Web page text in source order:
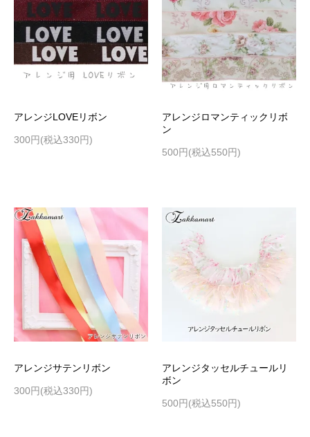
アレンジLOVEリボン
300円(税込330円)
アレンジロマンティックリボ
ン
500円(税込550円)
アレンジサテンリボン
300円(税込330円)
アレンジタッセルチュールリ
ボン
500円(税込550円)